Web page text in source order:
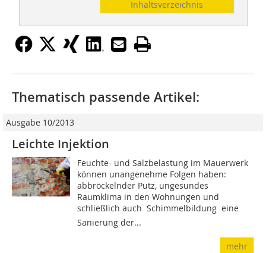
Inhaltsverzeichnis
Thematisch passende Artikel:
Ausgabe 10/2013
Leichte Injektion
Feuchte- und Salzbelastung im Mauerwerk
können unangenehme Folgen haben:
abbröckelnder Putz, ungesundes
Raumklima in den Wohnungen und
schließlich auch Schimmelbildung  eine
Sanierung der...
mehr